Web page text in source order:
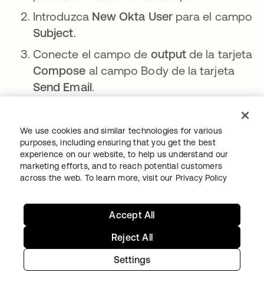
Introduzca New Okta Userpara el campo
Subject.
Conecte el campo de output de la tarjeta
Compose al campo Body de la tarjeta
Send Email.
Flujo con la tarjeta Send Email.
La tarjetaSend Emailno usa los
camposCC,BCC,Message
Haga clic en ⚙️> Choose fields
esquina inferior derecha.
We use cookies and similar technologies for various
purposes, including ensuring that you get the best
experience on our website, to help us understand our
marketing efforts, and to reach potential customers
across the web. To learn more, visit our Privacy Policy
Settings
Reject All
Accept All